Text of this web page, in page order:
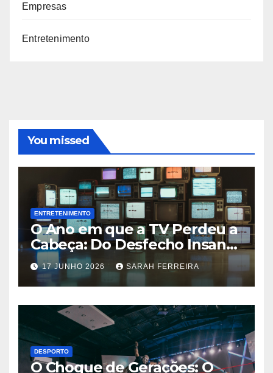
Empresas
Entretenimento
You missed
ENTRETENIMENTO
O Ano em que a TV Perdeu a
Cabeça: Do Desfecho Insano
de ‘Wandinha’ aos Melhores
Shows de 2026
17 JUNHO 2026 SARAH FERREIRA
DESPORTO
O Choque de Gerações: O